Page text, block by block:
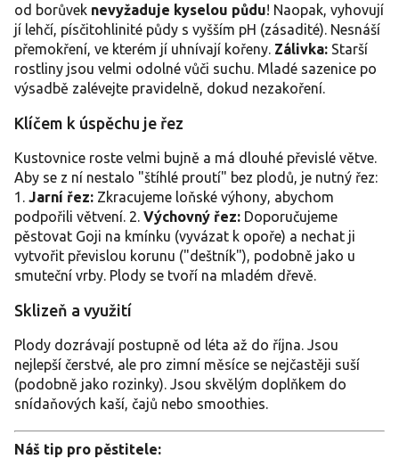
od borůvek nevyžaduje kyselou půdu! Naopak, vyhovují
jí lehčí, písčitohlinité půdy s vyšším pH (zásadité). Nesnáší
přemokření, ve kterém jí uhnívají kořeny. Zálivka: Starší
rostliny jsou velmi odolné vůči suchu. Mladé sazenice po
výsadbě zalévejte pravidelně, dokud nezakoření.
Klíčem k úspěchu je řez
Kustovnice roste velmi bujně a má dlouhé převislé větve.
Aby se z ní nestalo "štíhlé proutí" bez plodů, je nutný řez:
1. Jarní řez: Zkracujeme loňské výhony, abychom
podpořili větvení. 2. Výchovný řez: Doporučujeme
pěstovat Goji na kmínku (vyvázat k opoře) a nechat ji
vytvořit převislou korunu ("deštník"), podobně jako u
smuteční vrby. Plody se tvoří na mladém dřevě.
Sklizeň a využití
Plody dozrávají postupně od léta až do října. Jsou
nejlepší čerstvé, ale pro zimní měsíce se nejčastěji suší
(podobně jako rozinky). Jsou skvělým doplňkem do
snídaňových kaší, čajů nebo smoothies.
Náš tip pro pěstitele: